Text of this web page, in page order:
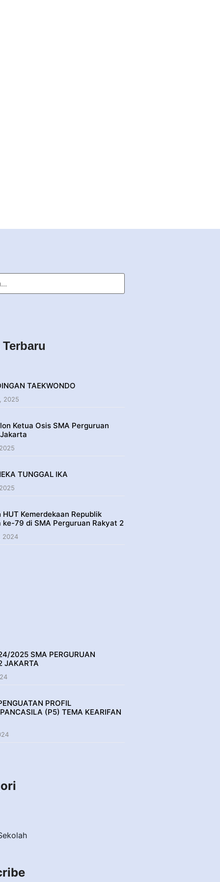
TAEKWONDO
2025
Ketua Osis SMA Perguruan
TUNGGAL IKA
HUT Kemerdekaan Republik
ke-79 di SMA Perguruan Rakyat 2
2024
2025 SMA PERGURUAN
JAKARTA
PROFIL
(P5) TEMA KEARIFAN